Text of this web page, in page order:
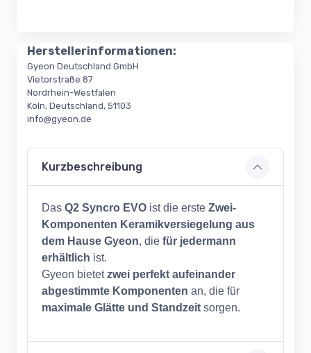
Herstellerinformationen:
Gyeon Deutschland GmbH
Vietorstraße 87
Nordrhein-Westfalen
Köln, Deutschland, 51103
info@gyeon.de
Kurzbeschreibung
Das Q2 Syncro EVO ist die erste Zwei-
Komponenten Keramikversiegelung aus
dem Hause Gyeon, die für jedermann
erhältlich ist.
Gyeon bietetzwei perfekt aufeinander
abgestimmte Komponenten an, die für
maximale Glätte und Standzeit sorgen.